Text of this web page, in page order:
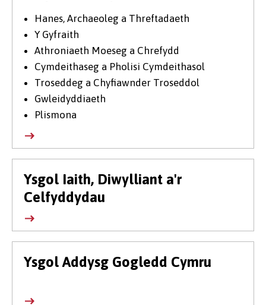
Hanes, Archaeoleg a Threftadaeth
Y Gyfraith
Athroniaeth Moeseg a Chrefydd
Cymdeithaseg a Pholisi Cymdeithasol
Troseddeg a Chyfiawnder Troseddol
Gwleidyddiaeth
Plismona
Ysgol Iaith, Diwylliant a'r
Celfyddydau
Ysgol Addysg Gogledd Cymru